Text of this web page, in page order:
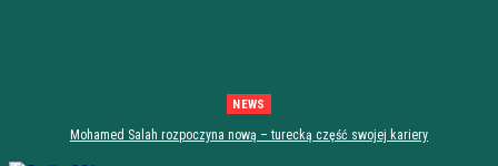
NEWS
Mohamed Salah rozpoczyna nową – turecką część swojej kariery